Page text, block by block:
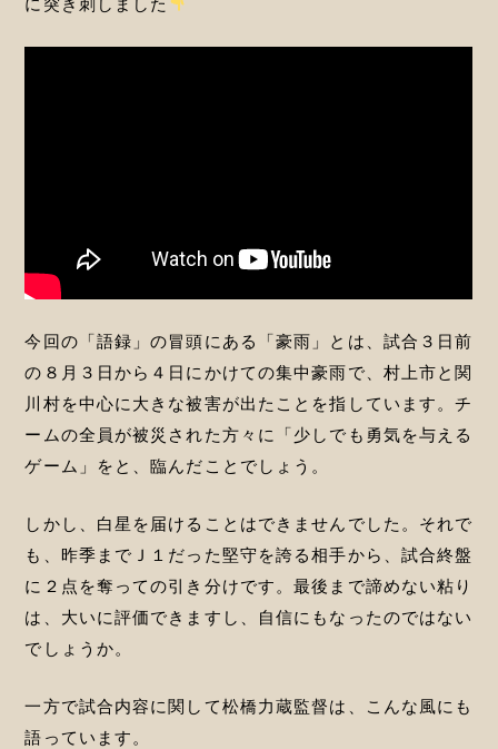
に突き刺しました
今回の「語録」の冒頭にある「豪雨」とは、試合３日前
の８月３日から４日にかけての集中豪雨で、村上市と関
川村を中心に大きな被害が出たことを指しています。チ
ームの全員が被災された方々に「少しでも勇気を与える
ゲーム」をと、臨んだことでしょう。
しかし、白星を届けることはできませんでした。それで
も、昨季までＪ１だった堅守を誇る相手から、試合終盤
に２点を奪っての引き分けです。最後まで諦めない粘り
は、大いに評価できますし、自信にもなったのではない
でしょうか。
一方で試合内容に関して松橋力蔵監督は、こんな風にも
語っています。